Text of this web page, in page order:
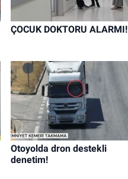
ÇOCUK DOKTORU ALARMI!
Otoyolda dron destekli
denetim!